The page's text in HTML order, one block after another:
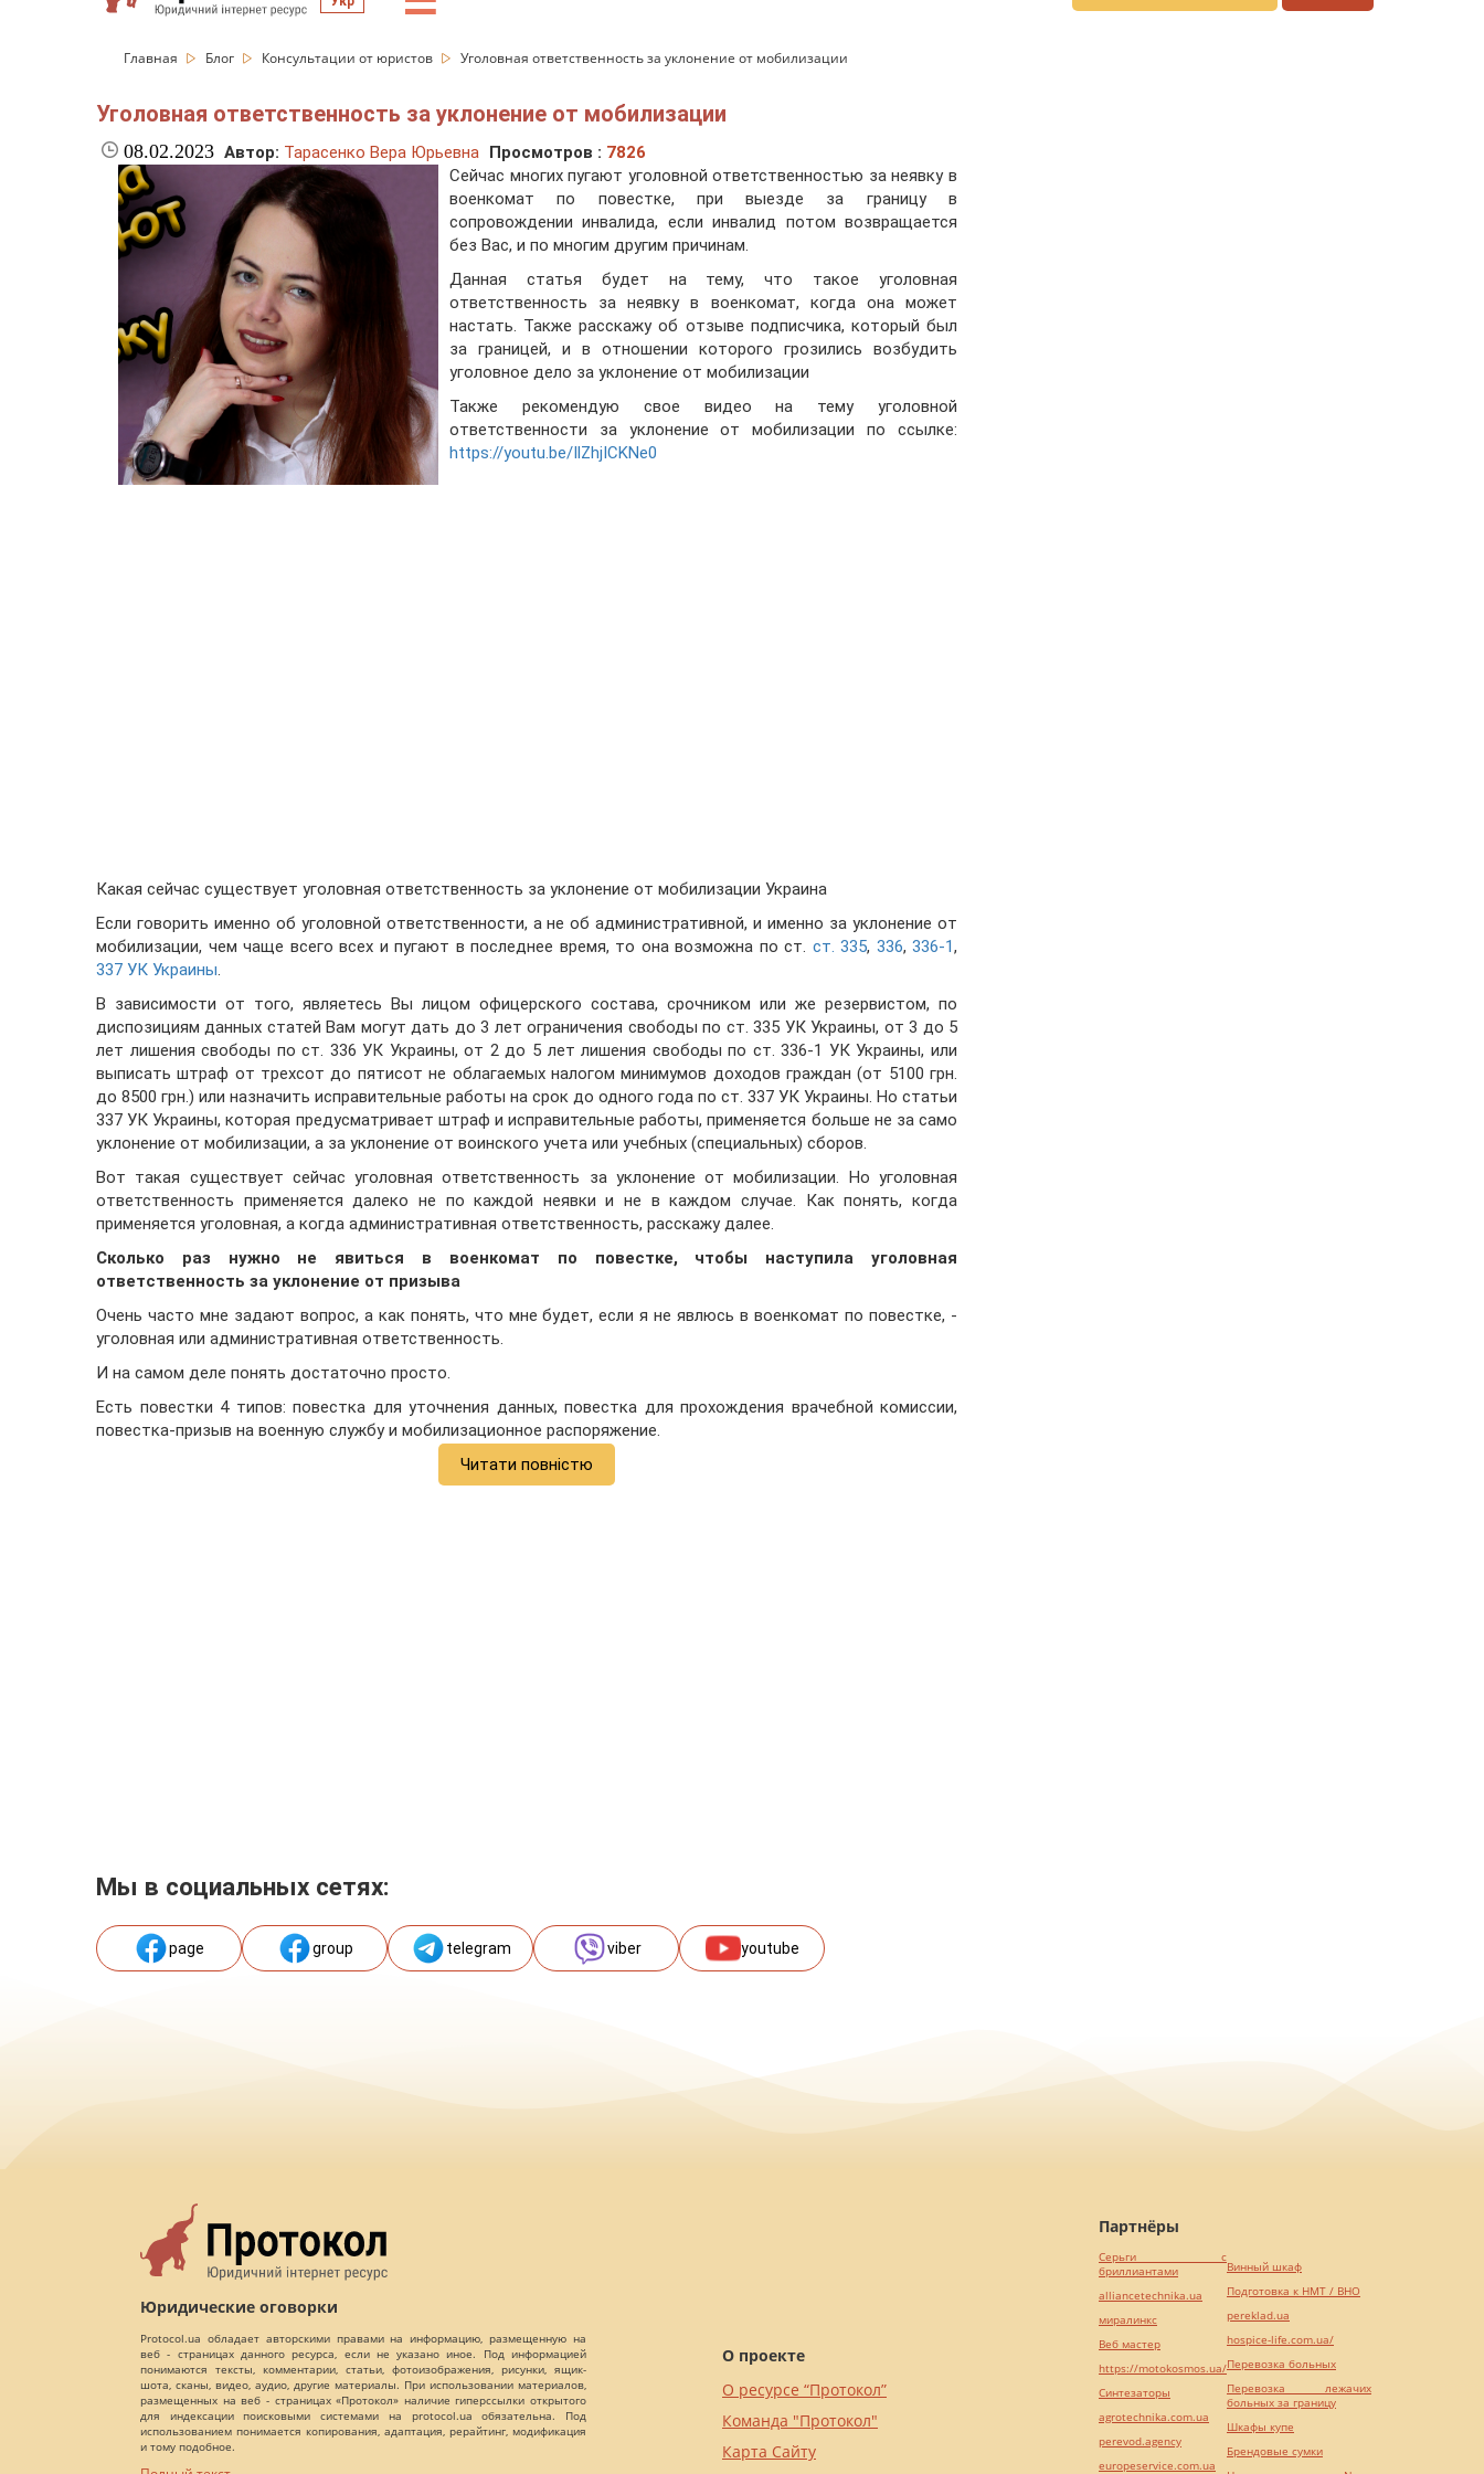
Главная Блог Консультации от юристов Уголовная ответственность за уклонение от мобилизации
Уголовная ответственность за уклонение от мобилизации
08.02.2023 Автор: Тарасенко Вера Юрьевна Просмотров : 7826
Сейчас многих пугают уголовной ответственностью за неявку в
военкомат по повестке, при выезде за границу в
сопровождении инвалида, если инвалид потом возвращается
без Вас, и по многим другим причинам.
Данная статья будет на тему, что такое уголовная
ответственность за неявку в военкомат, когда она может
настать. Также расскажу об отзыве подписчика, который был
за границей, и в отношении которого грозились возбудить
уголовное дело за уклонение от мобилизации
Также рекомендую свое видео на тему уголовной
ответственности за уклонение от мобилизации по ссылке:
https://youtu.be/IlZhjICKNe0
Какая сейчас существует уголовная ответственность за уклонение от мобилизации Украина
Если говорить именно об уголовной ответственности, а не об административной, и именно за уклонение от
мобилизации, чем чаще всего всех и пугают в последнее время, то она возможна по ст. ст. 335, 336, 336-1,
337 УК Украины.
В зависимости от того, являетесь Вы лицом офицерского состава, срочником или же резервистом, по
диспозициям данных статей Вам могут дать до 3 лет ограничения свободы по ст. 335 УК Украины, от 3 до 5
лет лишения свободы по ст. 336 УК Украины, от 2 до 5 лет лишения свободы по ст. 336-1 УК Украины, или
выписать штраф от трехсот до пятисот не облагаемых налогом минимумов доходов граждан (от 5100 грн.
до 8500 грн.) или назначить исправительные работы на срок до одного года по ст. 337 УК Украины. Но статьи
337 УК Украины, которая предусматривает штраф и исправительные работы, применяется больше не за само
уклонение от мобилизации, а за уклонение от воинского учета или учебных (специальных) сборов.
Вот такая существует сейчас уголовная ответственность за уклонение от мобилизации. Но уголовная
ответственность применяется далеко не по каждой неявки и не в каждом случае. Как понять, когда
применяется уголовная, а когда административная ответственность, расскажу далее.
Сколько раз нужно не явиться в военкомат по повестке, чтобы наступила уголовная
ответственность за уклонение от призыва
Очень часто мне задают вопрос, а как понять, что мне будет, если я не явлюсь в военкомат по повестке, -
уголовная или административная ответственность.
И на самом деле понять достаточно просто.
Есть повестки 4 типов: повестка для уточнения данных, повестка для прохождения врачебной комиссии,
повестка-призыв на военную службу и мобилизационное распоряжение.
Читати повністю
Мы в социальных сетях:
page group telegram viber youtube
Юридические оговорки
Protocol.ua обладает авторскими правами на информацию, размещенную на
веб - страницах данного ресурса, если не указано иное. Под информацией
понимаются тексты, комментарии, статьи, фотоизображения, рисунки, ящик-
шота, сканы, видео, аудио, другие материалы. При использовании материалов,
размещенных на веб - страницах «Протокол» наличие гиперссылки открытого
для индексации поисковыми системами на protocol.ua обязательна. Под
использованием понимается копирования, адаптация, рерайтинг, модификация
и тому подобное.
О проекте
О ресурсе “Протокол”
Команда "Протокол"
Карта Сайту
Партнёры
Серьги с
бриллиантами
alliancetechnika.ua
миралинкс
Веб мастер
https://motokosmos.ua/
Синтезаторы
agrotechnika.com.ua
perevod.agency
europeservice.com.ua
Винный шкаф
Подготовка к НМТ / ВНО
pereklad.ua
hospice-life.com.ua/
Перевозка больных
Перевозка лежачих
больных за границу
Шкафы купе
Брендовые сумки